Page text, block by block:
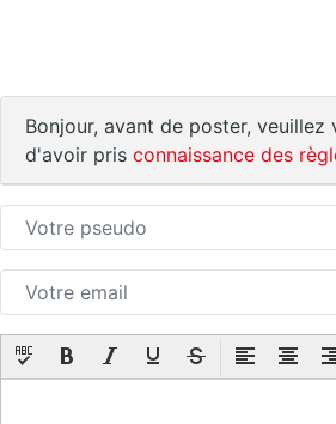
Bonjour, avant de poster, veuillez
d'avoir pris connaissance des